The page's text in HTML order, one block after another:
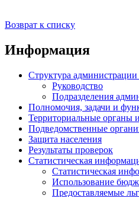
Возврат к списку
Информация
Структура администрации
Руководство
Подразделения
Полномочия, задачи и
Территориальные органы
Подведомственные
Защита населения
Результаты проверок
Статистическая
Статистическая
Использование
Предоставляемые